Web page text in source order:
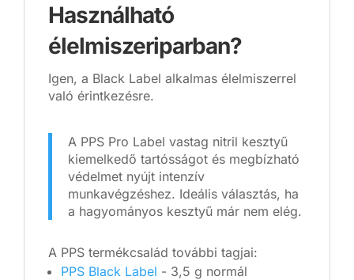
Használható
élelmiszeriparban?
Igen, a Black Label alkalmas élelmiszerrel
való érintkezésre.
A PPS Pro Label vastag nitril kesztyű
kiemelkedő tartósságot és megbízható
védelmet nyújt intenzív
munkavégzéshez. Ideális választás, ha
a hagyományos kesztyű már nem elég.
A PPS termékcsalád további tagjai:
PPS Black Label - 3,5 g normál